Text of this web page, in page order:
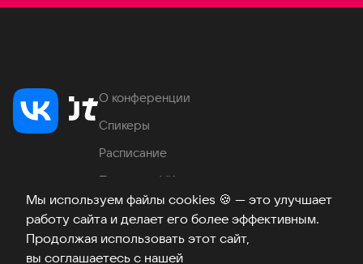
Мы используем файлы cookies 🍪 — это улучшает
работу сайта и делает его более эффективным.
Продолжая использовать этот сайт,
вы соглашаетесь с нашей
О конференции
Спикеры
Расписание
Продукты VK
Место проведения
Часто задаваемые вопросы